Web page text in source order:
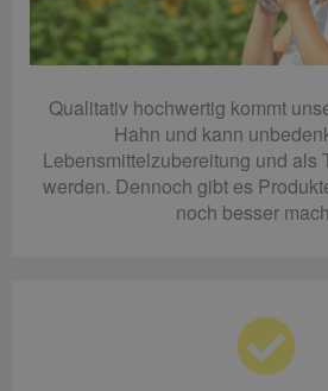
Qualitativ hochwertig kommt
Hahn und kann
Lebensmittelzubereitung und als
werden. Dennoch gibt es
noch besser